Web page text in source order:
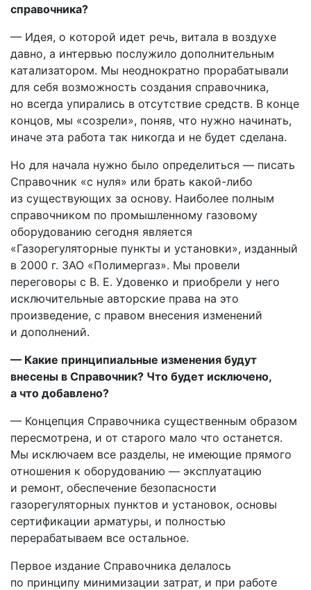
справочника?
— Идея, о которой идет речь, витала в воздухе
давно, а интервью послужило дополнительным
катализатором. Мы неоднократно прорабатывали
для себя возможность создания справочника,
но всегда упирались в отсутствие средств. В конце
концов, мы «созрели», поняв, что нужно начинать,
иначе эта работа так никогда и не будет сделана.
Но для начала нужно было определиться — писать
Справочник «с нуля» или брать какой-либо
из существующих за основу. Наиболее полным
справочником по промышленному газовому
оборудованию сегодня является
«Газорегуляторные пункты и установки», изданный
в 2000 г. ЗАО «Полимергаз». Мы провели
переговоры с B. E. Удовенко и приобрели у него
исключительные авторские права на это
произведение, с правом внесения изменений
и дополнений.
— Какие принципиальные изменения будут
внесены в Справочник? Что будет исключено,
а что добавлено?
— Концепция Справочника существенным образом
пересмотрена, и от старого мало что останется.
Мы исключаем все разделы, не имеющие прямого
отношения к оборудованию — эксплуатацию
и ремонт, обеспечение безопасности
газорегуляторных пунктов и установок, основы
сертификации арматуры, и полностью
перерабатываем все остальное.
Первое издание Справочника делалось
по принципу минимизации затрат, и при работе